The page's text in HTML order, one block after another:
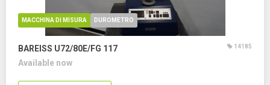
MACCHINA DI MISURA DUROMETRO
BAREISS U72/80E/FG 117 14185
Available now